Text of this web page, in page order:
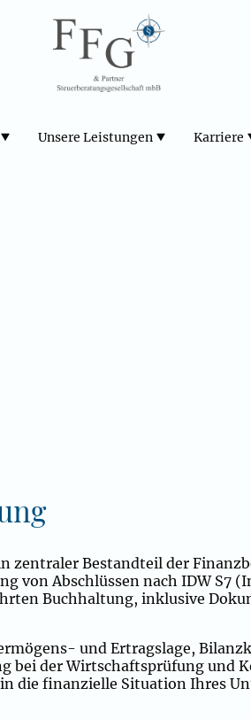
Unsere Leistungen Karriere
zentraler Bestandteil der
von Abschlüssen nach IDW S7
Buchhaltung, inklusive
und Ertragslage,
bei der Wirtschaftsprüfung und
die finanzielle Situation Ihres